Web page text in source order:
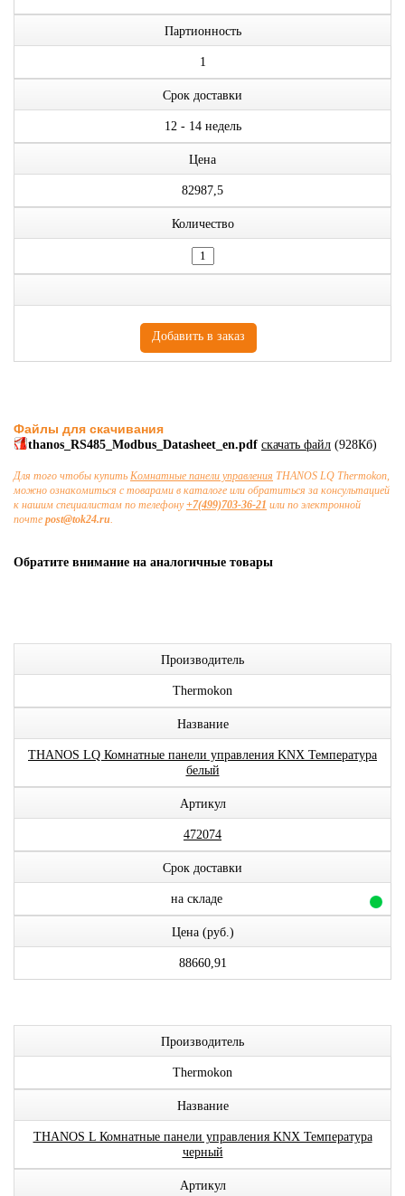
Партионность
1
Срок доставки
12 - 14 недель
Цена
82987,5
Количество
Файлы для скачивания
thanos_RS485_Modbus_Datasheet_en.pdf скачать файл (928Кб)
Для того чтобы купить Комнатные панели управления THANOS LQ Thermokon,
можно ознакомиться с товарами в каталоге или обратиться за консультацией
к нашим специалистам по телефону+7(499)703-36-21 или по электронной
почте post@tok24.ru.
Обратите внимание на аналогичные товары
Производитель
Thermokon
Название
THANOS LQ Комнатные панели управления KNX Температура
белый
Артикул
472074
Срок доставки
на складе
Цена (руб.)
88660,91
Производитель
Thermokon
Название
THANOS L Комнатные панели управления KNX Температура
черный
Артикул